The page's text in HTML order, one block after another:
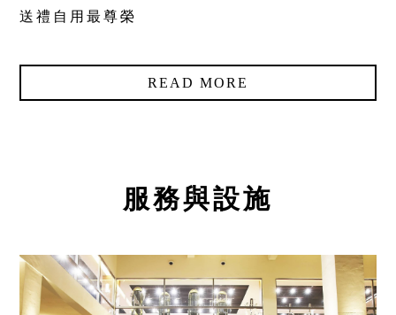
抬頭：樹籽股份有限公司桃園分公司
統編：28973757
送禮自用最尊榮
READ MORE
服務與設施